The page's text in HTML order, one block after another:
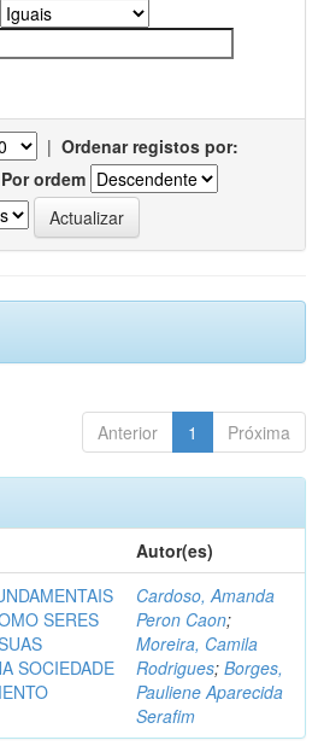
| Ordenar registos por:
Por ordem
Anterior 1 Próxima
Autor(es)
SERES
SOCIEDADE
Cardoso, Amanda
Peron Caon;
Moreira, Camila
Rodrigues; Borges,
Pauliene Aparecida
Serafim